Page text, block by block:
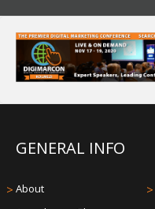
GENERAL INFO
> About >